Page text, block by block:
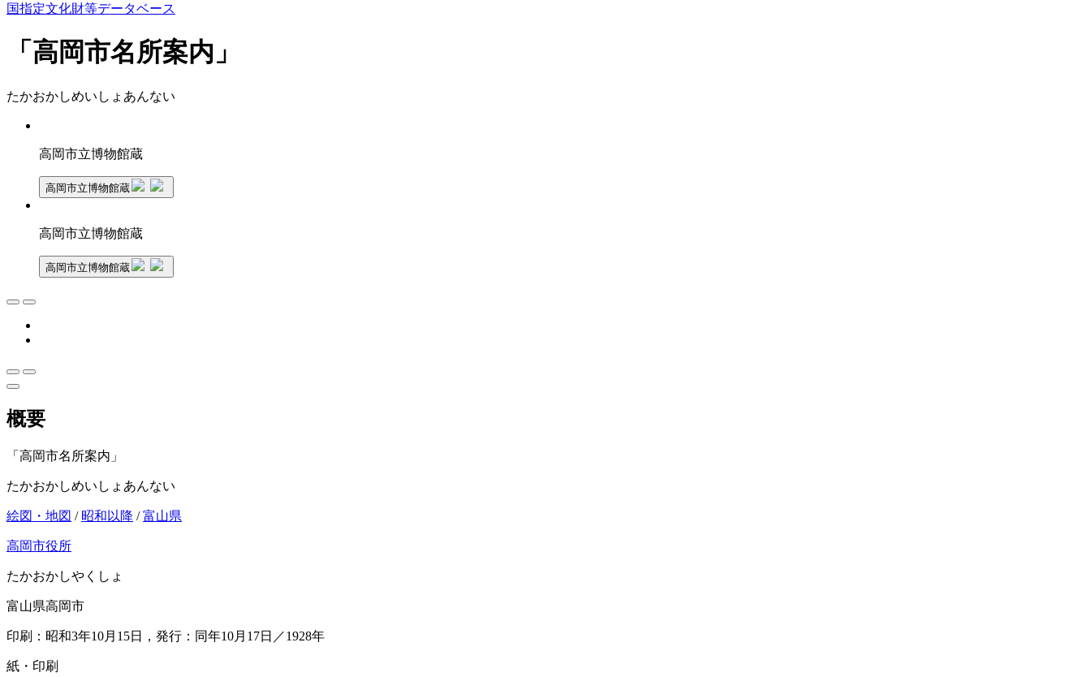
国指定文化財等データベース
「高岡市名所案内」
たかおかしめいしょあんない
高岡市立博物館蔵
高岡市立博物館蔵
高岡市立博物館蔵
高岡市立博物館蔵
概要
「高岡市名所案内」
たかおかしめいしょあんない
絵図・地図 / 昭和以降 /富山県
高岡市役所
たかおかしやくしょ
富山県高岡市
印刷：昭和3年10月15日，発行：同年10月17日／1928年
紙・印刷